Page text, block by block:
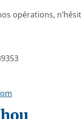
opérations,